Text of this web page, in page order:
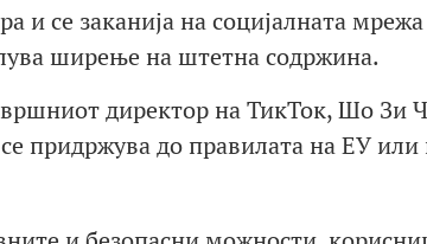
и се заканија на социјалната
ширење на штетна содржина.
директор на ТикТок, Шо Зи
придржува до правилата на ЕУ или